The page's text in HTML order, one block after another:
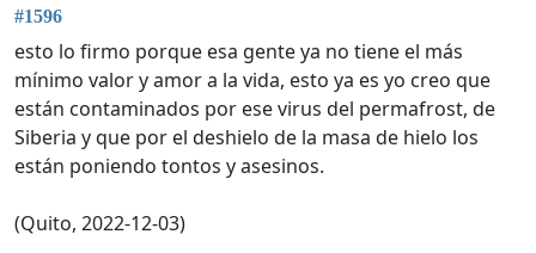
#1596
esto lo firmo porque esa gente ya no tiene el más
mínimo valor y amor a la vida, esto ya es yo creo que
están contaminados por ese virus del permafrost, de
Siberia y que por el deshielo de la masa de hielo los
están poniendo tontos y asesinos.
(Quito, 2022-12-03)